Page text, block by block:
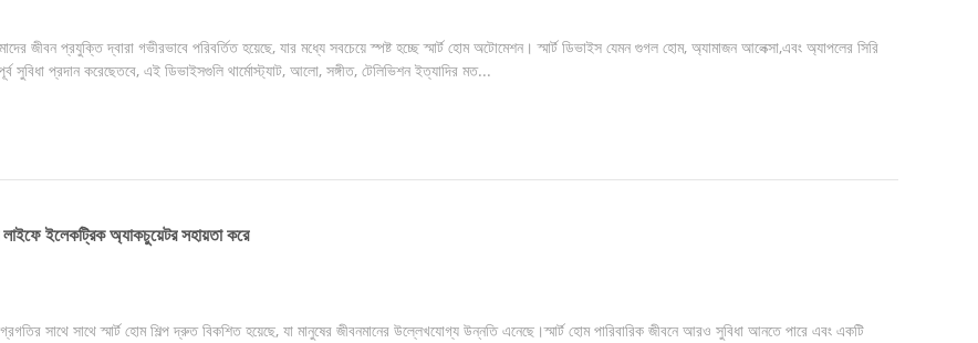
জীবন প্রযুক্তি দ্বারা গভীরভাবে পরিবর্তিত হয়েছে, যার মধ্যে সবচেয়ে স্পষ্ট হচ্ছে স্মার্ট হোম অটোমেশন। স্মার্ট ডিভাইস যেমন গুগল হোম, অ্যামাজন আলেক্সা,এবং অ্যাপলের সিরি
সুবিধা প্রদান করেছেতবে, এই ডিভাইসগুলি থার্মোস্ট্যাট, আলো, সঙ্গীত, টেলিভিশন ইত্যাদির মত...
লাইফে ইলেকট্রিক অ্যাকচুয়েটর সহায়তা করে
সাথে সাথে স্মার্ট হোম শিল্প দ্রুত বিকশিত হয়েছে, যা মানুষের জীবনমানের উল্লেখযোগ্য উন্নতি এনেছে।স্মার্ট হোম পারিবারিক জীবনে আরও সুবিধা আনতে পারে এবং একটি